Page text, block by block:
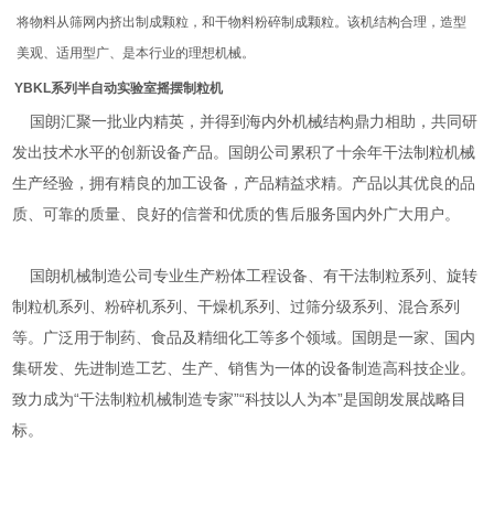
将物料从筛网内挤出制成颗粒，和干物料粉碎制成颗粒。该机结构合理，造型
美观、适用型广、是本行业的理想机械。
YBKL系列半自动实验室摇摆制粒机
国朗汇聚一批业内精英，并得到海内外机械结构鼎力相助，共同研
发出技术水平的创新设备产品。国朗公司累积了十余年干法制粒机械
生产经验，拥有精良的加工设备，产品精益求精。产品以其优良的品
质、可靠的质量、良好的信誉和优质的售后服务国内外广大用户。
国朗机械制造公司专业生产粉体工程设备、有干法制粒系列、旋转
制粒机系列、粉碎机系列、干燥机系列、过筛分级系列、混合系列
等。广泛用于制药、食品及精细化工等多个领域。国朗是一家、国内
集研发、先进制造工艺、生产、销售为一体的设备制造高科技企业。
致力成为“干法制粒机械制造专家”“科技以人为本”是国朗发展战略目
标。